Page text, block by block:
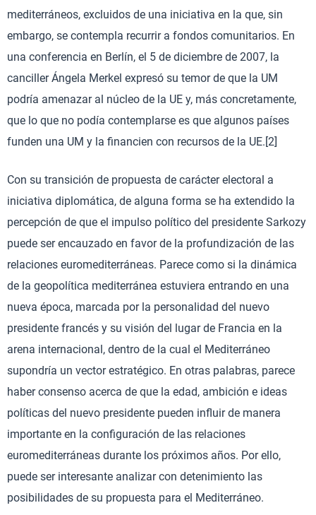
mediterráneos, excluidos de una iniciativa en la que, sin
embargo, se contempla recurrir a fondos comunitarios. En
una conferencia en Berlín, el 5 de diciembre de 2007, la
canciller Ángela Merkel expresó su temor de que la UM
podría amenazar al núcleo de la UE y, más concretamente,
que lo que no podía contemplarse es que algunos países
funden una UM y la financien con recursos de la UE.[2]
Con su transición de propuesta de carácter electoral a
iniciativa diplomática, de alguna forma se ha extendido la
percepción de que el impulso político del presidente Sarkozy
puede ser encauzado en favor de la profundización de las
relaciones euromediterráneas. Parece como si la dinámica
de la geopolítica mediterránea estuviera entrando en una
nueva época, marcada por la personalidad del nuevo
presidente francés y su visión del lugar de Francia en la
arena internacional, dentro de la cual el Mediterráneo
supondría un vector estratégico. En otras palabras, parece
haber consenso acerca de que la edad, ambición e ideas
políticas del nuevo presidente pueden influir de manera
importante en la configuración de las relaciones
euromediterráneas durante los próximos años. Por ello,
puede ser interesante analizar con detenimiento las
posibilidades de su propuesta para el Mediterráneo.